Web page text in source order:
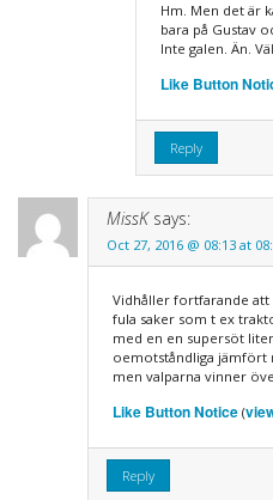
Hm. Men det är
bara på Gustav
Inte galen. Än.
Like Button
Reply
MissK says:
Oct 27, 2016 @ 08:13 at
Vidhåller fortfarande att
fula saker som t ex
med en en supersöt
oemotståndliga jämfört
men valparna vinner
Like Button Notice(
Reply